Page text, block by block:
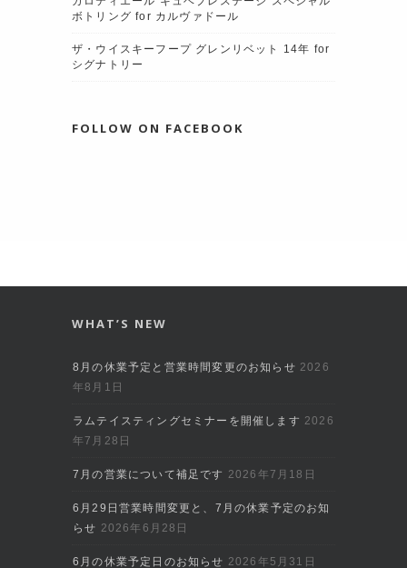
ボトリング for カルヴァドール
ザ・ウイスキーフープ グレンリベット 14年 for
シグナトリー
FOLLOW ON FACEBOOK
WHAT’S NEW
8月の休業予定と営業時間変更のお知らせ 2026
年8月1日
ラムテイスティングセミナーを開催します 2026
年7月28日
7月の営業について補足です 2026年7月18日
6月29日営業時間変更と、7月の休業予定のお知
らせ 2026年6月28日
6月の休業予定日のお知らせ 2026年5月31日